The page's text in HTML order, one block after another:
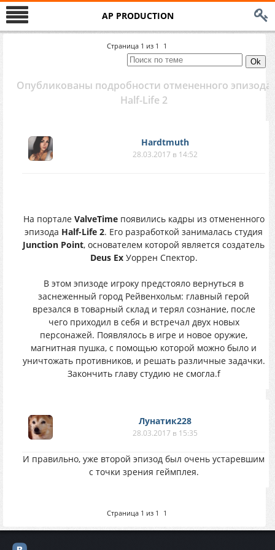
AP PRODUCTION
Страница 1 из 1 1
Опубликованы подробности отмененного эпизода
Half-Life 2
Hardtmuth
28.03.2017 в 14:52
На портале ValveTimeпоявились кадры из отмененного
эпизода Half-Life 2. Его разработкой занималась студия
Junction Point, основателем которой является создатель
Deus ExУоррен Спектор.
В этом эпизоде игроку предстояло вернуться в
заснеженный город Рейвенхольм: главный герой
врезался в товарный склад и терял сознание, после
чего приходил в себя и встречал двух новых
персонажей. Появлялось в игре и новое оружие,
магнитная пушка, с помощью которой можно было и
уничтожать противников, и решать различные задачки.
Закончить главу студию не смогла.f
Лунатик228
28.03.2017 в 15:35
И правильно, уже второй эпизод был очень устаревшим
с точки зрения геймплея.
Страница 1 из 1 1